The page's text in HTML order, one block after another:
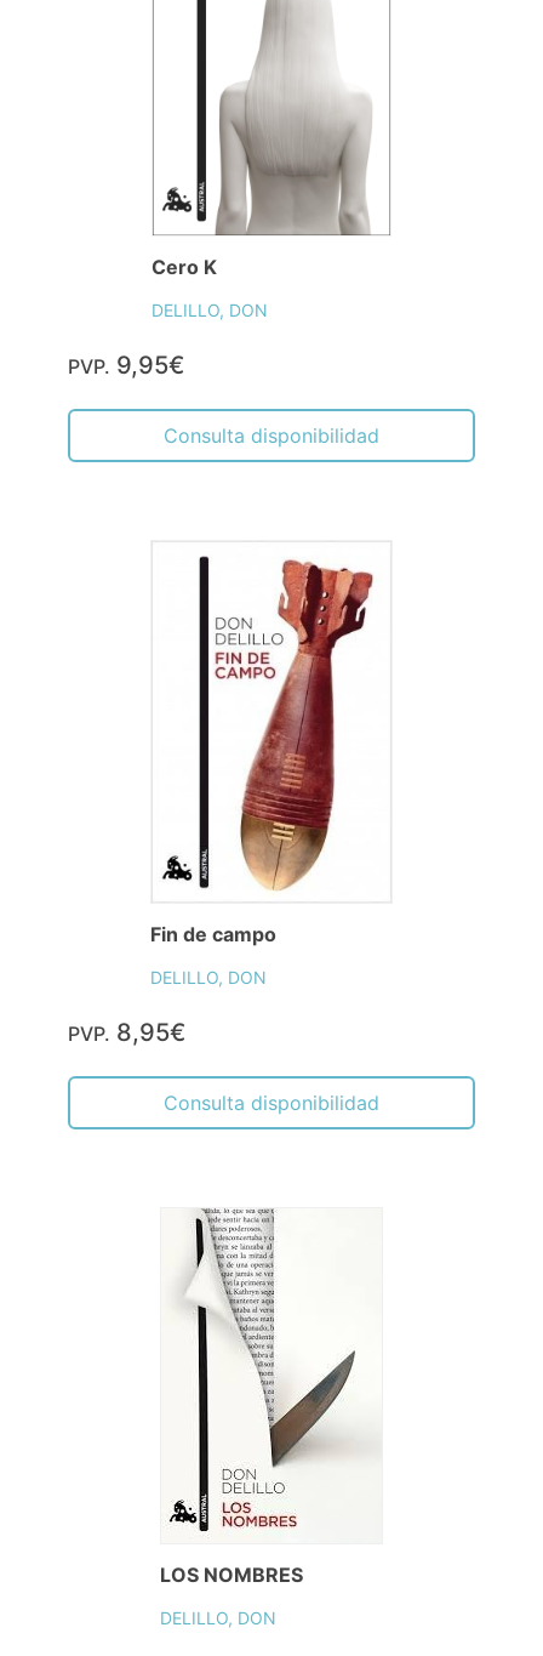
Cero K
DELILLO, DON
PVP. 9,95€
Consulta disponibilidad
Fin de campo
DELILLO, DON
PVP. 8,95€
Consulta disponibilidad
LOS NOMBRES
DELILLO, DON